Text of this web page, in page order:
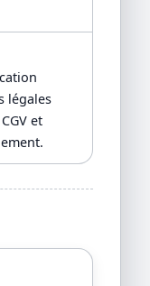
légales
et